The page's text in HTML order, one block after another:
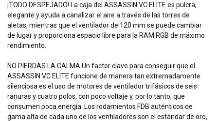
¡TODO DESPEJADO! La caja del ASSASSIN VC ELITE es pulcra,
elegante y ayuda a canalizar el aire a través de las torres de
aletas, mientras que el ventilador de 120 mm se puede cambiar
de lugar y proporciona espacio libre para la RAM RGB de máximo
rendimiento.
NO PIERDAS LA CALMA Un factor clave para conseguir que el
ASSASSIN VC ELITE funcione de manera tan extremadamente
silenciosa es el uso de motores de ventilador trifásicos de seis
ranuras y cuatro polos, con poco voltaje y, por lo tanto, que
consumen poca energía. Los rodamientos FDB auténticos de
gama alta de cada uno de los ventiladores son el estándar de oro,